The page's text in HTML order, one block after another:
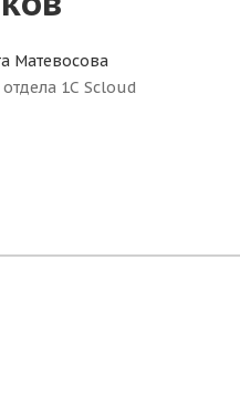
Матевосова
1С Scloud